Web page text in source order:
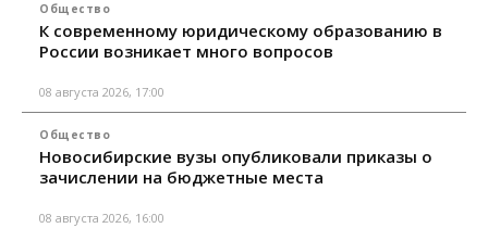
Общество
К современному юридическому образованию в
России возникает много вопросов
08 августа 2026, 17:00
Общество
Новосибирские вузы опубликовали приказы о
зачислении на бюджетные места
08 августа 2026, 16:00